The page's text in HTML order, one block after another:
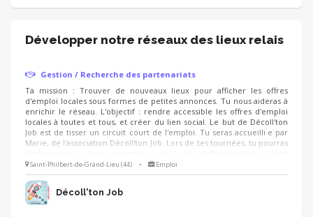
Développer notre réseaux des lieux relais
Gestion / Recherche des partenariats
Ta mission : Trouver de nouveaux lieux pour afficher les offres
d'emploi locales sous formes de petites annonces. Tu nous aideras à
enrichir le réseau. L'objectif : rendre accessible les offres d'emploi
locales à toutes et tous, et créer du lien social. Le but de Décoll'ton
Job est de tisser un circuit court de l'emploi. Tu seras accueilli·e par
Marie, de l'association Décoll'ton Job. Lors de tes tournées, tu pourras
pas à jour dans la diffusion des offres d'emploi.
Saint-Philbert-de-Grand-Lieu (44) • Emploi
Décoll'ton Job